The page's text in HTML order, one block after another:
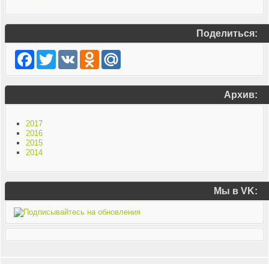
Поделиться:
Facebook
TwitterVK Odnoklassniki
Mail.Ru
Архив:
2017
2016
2015
2014
Мы в VK: